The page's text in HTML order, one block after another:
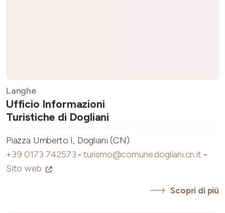
Langhe
Ufficio Informazioni
Turistiche di Dogliani
Piazza Umberto I, Dogliani (CN)
+39 0173 742573 - turismo@comune.dogliani.cn.it -
Sito web
Scopri di più